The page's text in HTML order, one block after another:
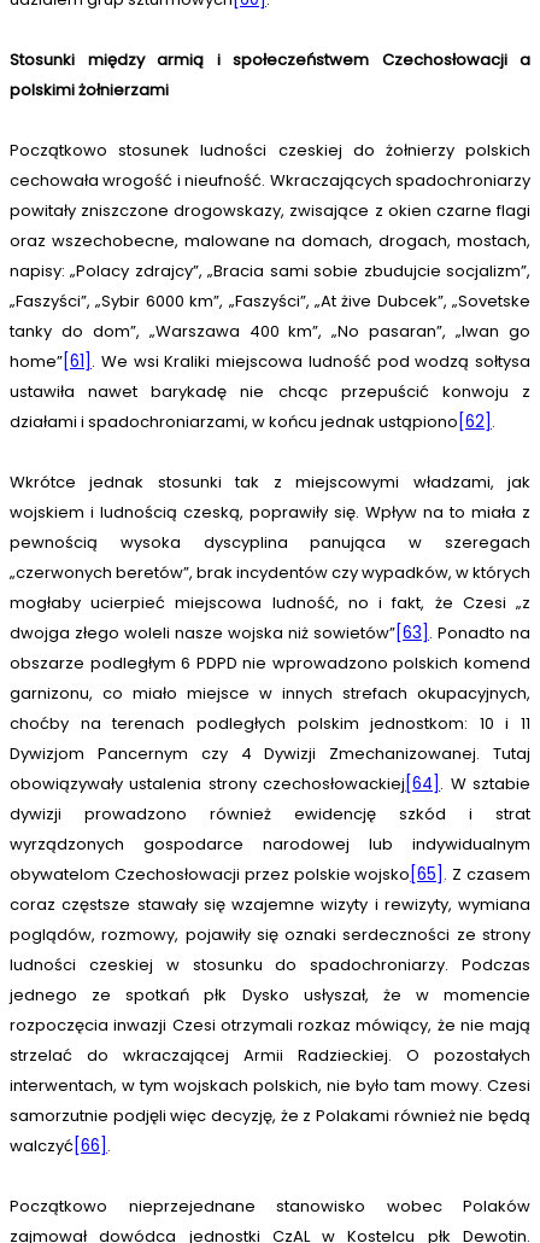
Stosunki między armią i społeczeństwem Czechosłowacji a
polskimi żołnierzami
Początkowo stosunek ludności czeskiej do żołnierzy polskich
cechowała wrogość i nieufność. Wkraczających spadochroniarzy
powitały zniszczone drogowskazy, zwisające z okien czarne flagi
oraz wszechobecne, malowane na domach, drogach, mostach,
napisy: „Polacy zdrajcy”, „Bracia sami sobie zbudujcie socjalizm”,
„Faszyści”, „Sybir 6000 km”, „Faszyści”, „At żive Dubcek”, „Sovetske
tanky do dom”, „Warszawa 400 km”, „No pasaran”, „Iwan go
home”[61] . We wsi Kraliki miejscowa ludność pod wodzą sołtysa
ustawiła nawet barykadę nie chcąc przepuścić konwoju z
działami i spadochroniarzami, w końcu jednak ustąpiono [62] .
Wkrótce jednak stosunki tak z miejscowymi władzami, jak
wojskiem i ludnością czeską, poprawiły się. Wpływ na to miała z
pewnością wysoka dyscyplina panująca w szeregach
„czerwonych beretów”, brak incydentów czy wypadków, w których
mogłaby ucierpieć miejscowa ludność, no i fakt, że Czesi „z
dwojga złego woleli nasze wojska niż sowietów”[63] . Ponadto na
obszarze podległym 6 PDPD nie wprowadzono polskich komend
garnizonu, co miało miejsce w innych strefach okupacyjnych,
choćby na terenach podległych polskim jednostkom: 10 i 11
Dywizjom Pancernym czy 4 Dywizji Zmechanizowanej. Tutaj
obowiązywały ustalenia strony czechosłowackiej [64] . W sztabie
dywizji prowadzono również ewidencję szkód i strat
wyrządzonych gospodarce narodowej lub indywidualnym
obywatelom Czechosłowacji przez polskie wojsko [65] . Z czasem
coraz częstsze stawały się wzajemne wizyty i rewizyty, wymiana
poglądów, rozmowy, pojawiły się oznaki serdeczności ze strony
ludności czeskiej w stosunku do spadochroniarzy. Podczas
jednego ze spotkań płk Dysko usłyszał, że w momencie
rozpoczęcia inwazji Czesi otrzymali rozkaz mówiący, że nie mają
strzelać do wkraczającej Armii Radzieckiej. O pozostałych
interwentach, w tym wojskach polskich, nie było tam mowy. Czesi
samorzutnie podjęli więc decyzję, że z Polakami również nie będą
walczyć [66] .
Początkowo nieprzejednane stanowisko wobec Polaków
zajmował dowódca jednostki CzAL w Kostelcu płk Dewotin.